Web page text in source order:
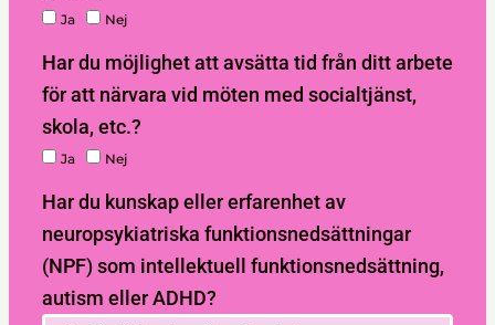
Ja Nej
Har du möjlighet att avsätta tid från ditt arbete
för att närvara vid möten med socialtjänst,
skola, etc.?
Ja Nej
Har du kunskap eller erfarenhet av
neuropsykiatriska funktionsnedsättningar
(NPF) som intellektuell funktionsnedsättning,
autism eller ADHD?